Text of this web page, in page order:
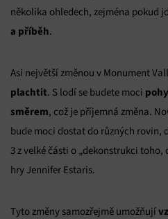
několika ohledech, zejména pokud
a příběh.
Asi největší změnou v Monument
plachtit. S lodí se budete moci
směrem, což je příjemná změna.
bude moci dostat do různých rovin,
3 z velké části o „dekonstrukci
hry Jennifer Estaris.
Tyto změny samozřejmě umožňují